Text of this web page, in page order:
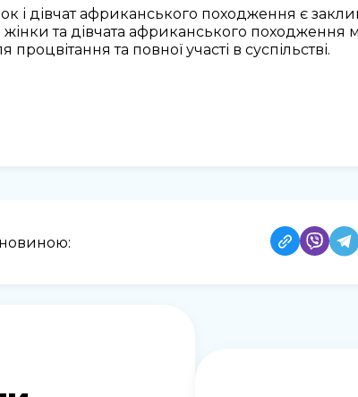
і дівчат африканського походження є
та дівчата африканського походження
процвітання та повної участі в суспільстві.